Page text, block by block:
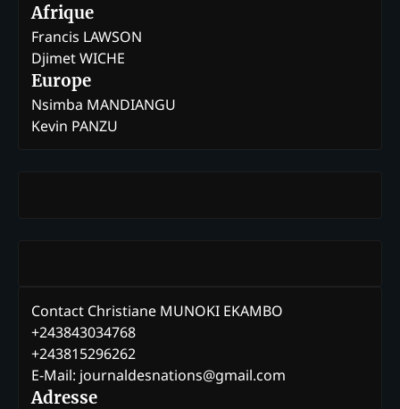
Afrique
Francis LAWSON
Djimet WICHE
Europe
Nsimba MANDIANGU
Kevin PANZU
Contact Christiane MUNOKI EKAMBO
+243843034768
+243815296262
E-Mail: journaldesnations@gmail.com
Adresse